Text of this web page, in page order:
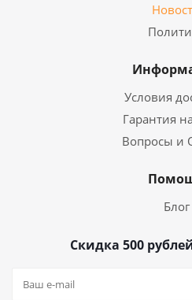
Условия
Гарантия
Вопросы и
Блог
Скидка 500